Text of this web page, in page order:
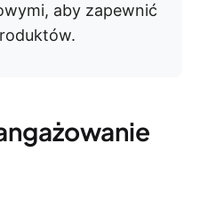
aby zapewnić